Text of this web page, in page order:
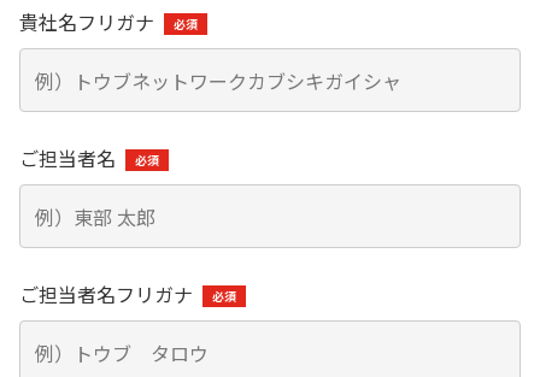
トレーラーによる大型輸送：大手飲料メーカー様（複数
社）
スワップ輸送による働き方改善と輸送効率向上：大手飲料
メーカーS社様、大手製紙会社D様
特殊輸送
バラセメント：大手セメントメーカーU社様
ケミカル（危険物及び毒劇物等の化学物質）：化学品総合
産業用ガス（液化酸素、液化窒素、液化アルゴンなど）：
大手産業ガスメーカーN社様
企業理念
会社概要
グループ企業
紹介動画
中期経営計画
個人投資家の皆さまへ
IRメール配信サービス
ニュース一覧
コーポレート・ガバナンス
トップメッセージ
弊社の事業やサービスに関しまして、
お気軽にお問い合わせください。
貴社名フリガナ
ご担当者名
ご担当者名フリガナ